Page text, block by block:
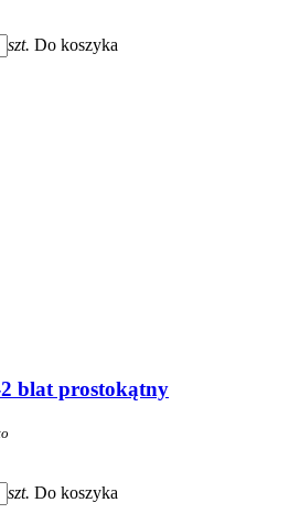
szt. Do koszyka
blat prostokątny
szt. Do koszyka